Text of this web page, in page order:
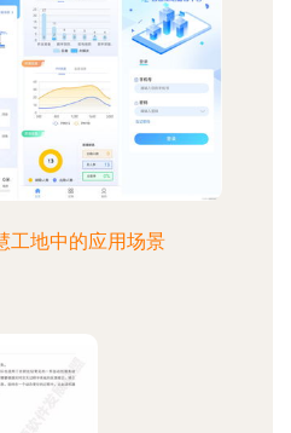
工地中的应用场景